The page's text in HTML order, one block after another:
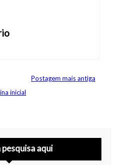
Postagem mais antiga
inicial
pesquisa aqui